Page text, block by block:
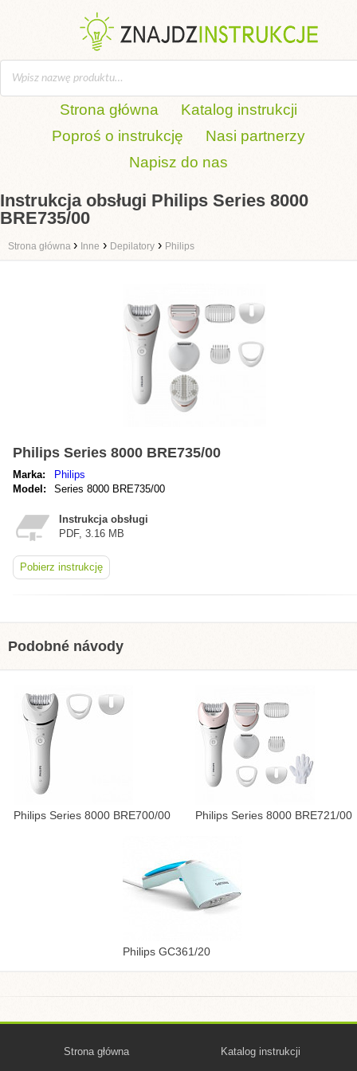
Strona główna
Katalog instrukcji
Poproś o instrukcję
Nasi partnerzy
Napisz do nas
Instrukcja obsługi Philips Series 8000
BRE735/00
Strona główna › Inne › Depilatory › Philips
Philips Series 8000 BRE735/00
Marka:
Philips
Model:
Series 8000 BRE735/00
Instrukcja obsługi
PDF, 3.16 MB
Pobierz instrukcję
Podobné návody
Philips Series 8000 BRE700/00 Philips Series 8000 BRE721/00
Philips GC361/20
Strona główna Katalog instrukcji